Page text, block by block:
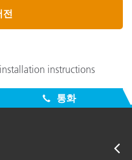
전
instructions
통화